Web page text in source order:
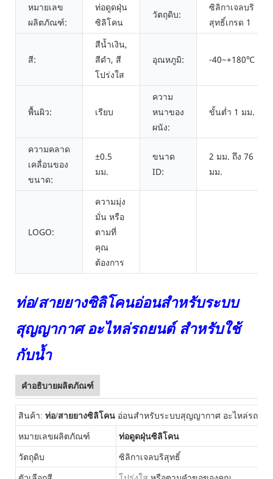
หมายเลข
ผลิตภัณฑ์:
ท่อดูดฝุ่น
ซิลิโคน
วัตถุดิบ:
ซิลิกาเจลบริ
สุทธิ์เกรด 1
สี:
สีน้ำเงิน,
สีดำ, สี
โปร่งใส
อุณหภูมิ: -40~+180℃
พื้นผิว: เรียบ
ความ
หนาของ
ผนัง:
ขั้นต่ำ 1 มม.
ความคลาด
เคลื่อนของ
ขนาด:
±0.5
มม.
ขนาด
ID:
2 มม. ถึง 76
มม.
LOGO:
ความมุ่ง
มั่น หรือ
ตามที่
คุณ
ต้องการ
ท่อ/สายยางซิลิโคนอ่อนสำหรับระบบ
สุญญากาศ อะไหล่รถยนต์ สำหรับใช้
กับน้ำ
คำอธิบายผลิตภัณฑ์
สินค้า: ท่อ/สายยางซิลิโคน อ่อนสำหรับระบบสุญญากาศ อะไหล่รถยน
หมายเลขผลิตภัณฑ์ ท่อดูดฝุ่นซิลิโคน
วัตถุดิบ ซิลิกาเจลบริสุทธิ์